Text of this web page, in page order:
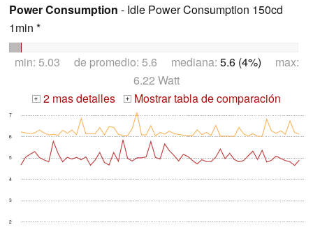
Power Consumption - Idle Power Consumption 150cd
1min *
min: 5.03 de promedio: 5.6 mediana: 5.6 (4%) max:
6.22 Watt
+ 2 mas detalles + Mostrar tabla de comparación
2
3
4
5
6
7